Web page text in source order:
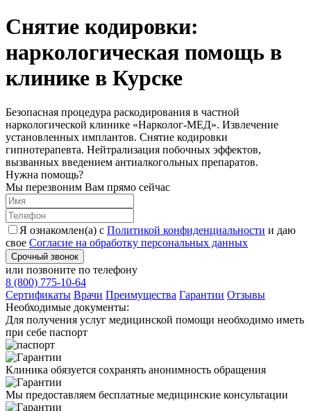
Снятие кодировки:
наркологическая помощь в
клинике в Курске
Безопасная процедура раскодирования в частной
наркологической клинике «Нарколог-МЕД». Извлечение
установленных имплантов. Снятие кодировки
гипнотерапевта. Нейтрализация побочных эффектов,
вызванных введением антиалкогольных препаратов.
Нужна помощь?
Мы перезвоним Вам прямо сейчас
Я ознакомлен(а) с Политикой конфиденциальности и даю
свое Согласие на обработку персональных данных
Срочный звонок
или позвоните по телефону
8 (800) 775-10-64
Cертификаты Врачи Преимущества Гарантии Отзывы
Необходимые документы:
Для получения услуг медицинской помощи необходимо иметь
при себе паспорт
Клиника обязуется сохранять анонимность обращения
Мы предоставляем бесплатные медицинские консультации